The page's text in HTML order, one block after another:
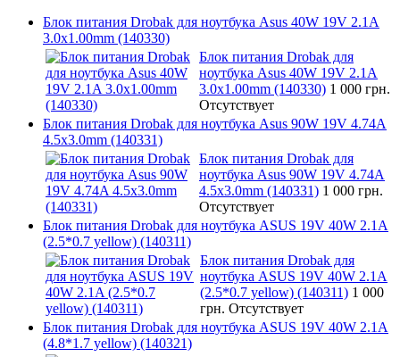
Блок питания Drobak для ноутбука Asus 40W 19V 2.1A
3.0x1.00mm (140330)
Блок питания Drobak для
ноутбука Asus 40W 19V 2.1A
3.0x1.00mm (140330) 1 000 грн.
Отсутствует
Блок питания Drobak для ноутбука Asus 90W 19V 4.74A
4.5x3.0mm (140331)
Блок питания Drobak для
ноутбука Asus 90W 19V 4.74A
4.5x3.0mm (140331) 1 000 грн.
Отсутствует
Блок питания Drobak для ноутбука ASUS 19V 40W 2.1A
(2.5*0.7 yellow) (140311)
Блок питания Drobak для
ноутбука ASUS 19V 40W 2.1A
(2.5*0.7 yellow) (140311) 1 000
грн. Отсутствует
Блок питания Drobak для ноутбука ASUS 19V 40W 2.1A
(4.8*1.7 yellow) (140321)